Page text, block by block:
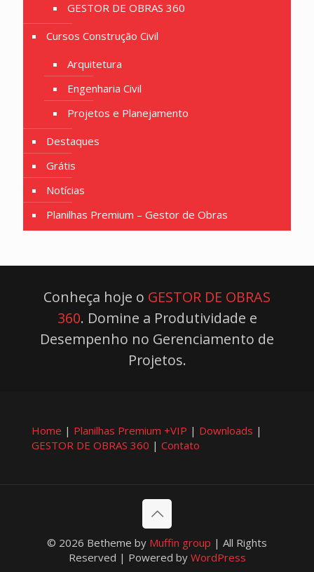
GESTOR DE OBRAS 360
Cursos Construção Civil
Arquitetura
Engenharia Civil
Projetos e Planejamento
Destaques
Grátis
Notícias
Planilhas Premium – Gestor de Obras
Conheça hoje o GESTOR DE OBRAS
360. Domine a Produtividade e
Desempenho no Gerenciamento de
Projetos.
Home | Planilhas Premium +VIP | Downloads |
GESTOR DE OBRAS 360 | Contato
© 2026 Betheme by Muffin group | All Rights
Reserved | Powered by WordPress